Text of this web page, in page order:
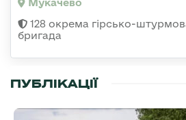
128 окрема гірсько-
бригада
ПУБЛІКАЦІЇ